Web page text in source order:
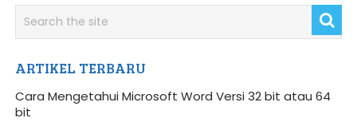
ARTIKEL TERBARU
Cara Mengetahui Microsoft Word Versi 32 bit atau 64
bit